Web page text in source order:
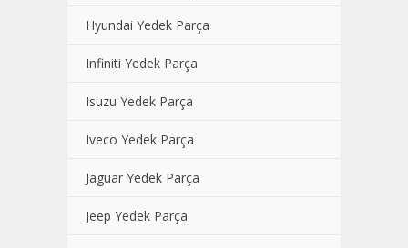
Hyundai Yedek Parça
Infiniti Yedek Parça
Isuzu Yedek Parça
Iveco Yedek Parça
Jaguar Yedek Parça
Jeep Yedek Parça